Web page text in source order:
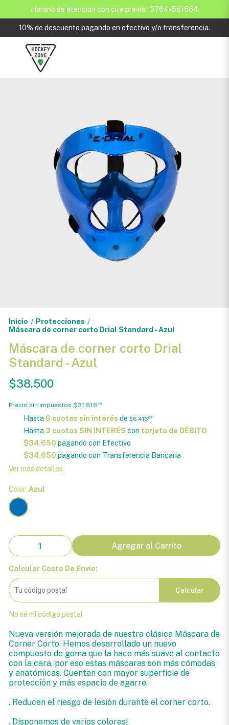
Horario de atención con cita previa : 3764-561664
10% de descuento pagando en efectivo y/o transferencia.
Inicio / Protecciones /
Máscara de corner corto Drial Standard - Azul
Máscara de corner corto Drial
Standard - Azul
$38.500
Precio sin impuestos $31.818 18
Hasta 6 cuotas sin interés de $6.41667
Hasta 3 cuotas SIN INTERÉS con tarjeta de DÉBITO
$34.650 pagando con Efectivo
$34.650 pagando con Transferencia Bancaria
Ver más detalles
Color: Azul
Agregar al Carrito
Calcular Costo De Envío:
Calcular
No sé mi código postal
Nueva versión mejorada de nuestra clásica Máscara de
Corner Corto. Hemos desarrollado un nuevo
compuesto de goma que la hace más suave al contacto
con la cara, por eso estas máscaras son más cómodas
y anatómicas. Cuentan con mayor superficie de
protección y más espacio de agarre.
. Reducen el riesgo de lesión durante el corner corto.
. Disponemos de varios colores!